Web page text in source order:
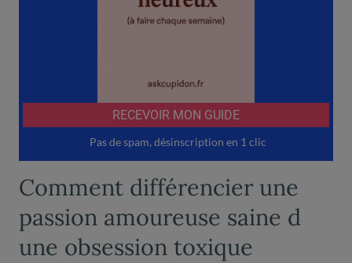
Comment différencier une
passion amoureuse saine d
une obsession toxique